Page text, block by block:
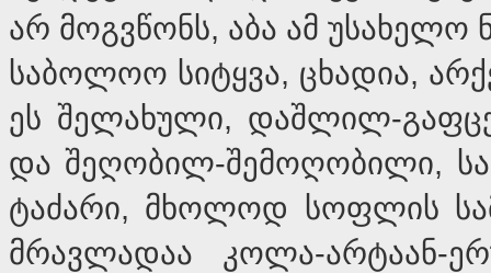
არ მოგვწონს, აბა ამ უსახელო
საბოლოო სიტყვა, ცხადია,
ეს შელახული, დაშლილ-
და შეღობილ-შემოღობილი,
ტაძარი, მხოლოდ სოფლის
მრავლადაა კოლა-არტაან-